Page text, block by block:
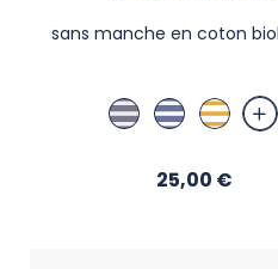
sans manche en coton
Jean / Sable
Indigo /Blanc /
Prix
25,00 €